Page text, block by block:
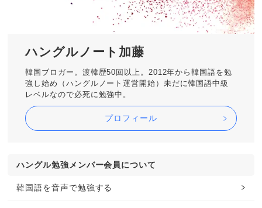
ハングルノート加藤
韓国ブロガー。渡韓歴50回以上。2012年から韓国語を勉
強し始め（ハングルノート運営開始）未だに韓国語中級
レベルなので必死に勉強中。
プロフィール
ハングル勉強メンバー会員について
韓国語を音声で勉強する